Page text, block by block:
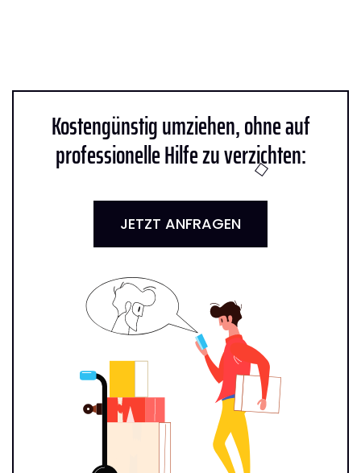
Kostengünstig umziehen, ohne auf
professionelle Hilfe zu verzichten:
JETZT ANFRAGEN